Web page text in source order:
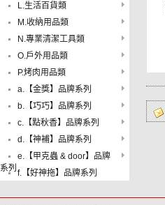
L.生活百貨類
M.收納用品類
N.專業清潔工具類
O.戶外用品類
P.烤肉用品類
a.【金獎】品牌系列
b.【巧巧】品牌系列
c.【點秋香】品牌系列
d.【神補】品牌系列
e.【甲克蟲 & door】品牌
系列 f.【好神拖】品牌系列